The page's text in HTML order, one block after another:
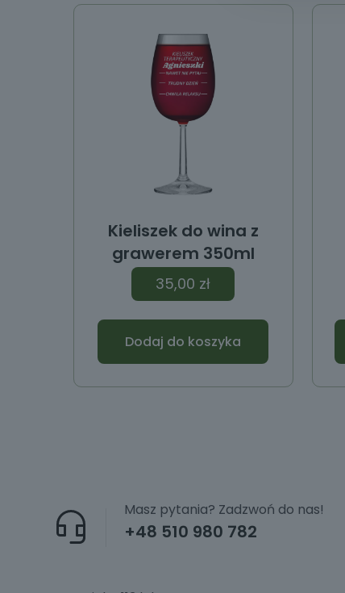
Kieliszek do wina z
grawerem 350ml
35,00 zł
Dodaj do koszyka
+48 510 980 782
Masz pytania? Zadzwoń do nas!